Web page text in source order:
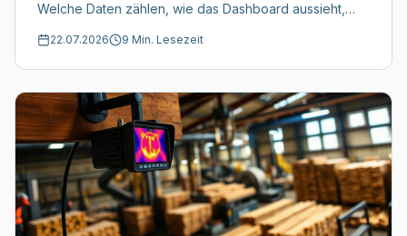
Welche Daten zählen, wie das Dashboard aussieht,
22.07.2026 9 Min. Lesezeit